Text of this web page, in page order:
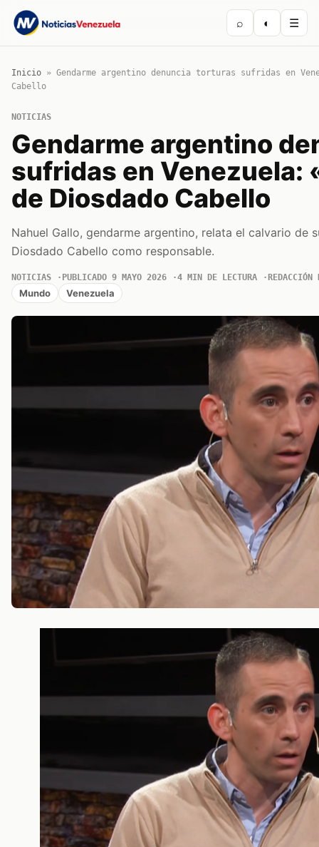
⌕ ◐ ☰
Inicio » Gendarme argentino denuncia torturas sufridas en
Cabello
NOTICIAS
Gendarme argentino
sufridas en Venezuela:
de Diosdado Cabello
Nahuel Gallo, gendarme argentino, relata el calvario de
Diosdado Cabello como responsable.
NOTICIAS PUBLICADO 9 MAYO 2026 4 MIN DE LECTURA
Mundo Venezuela